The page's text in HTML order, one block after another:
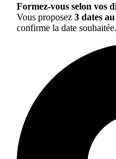
Formez-vous selon vos
Vous proposez 3 dates
confirme la date souhaitée.